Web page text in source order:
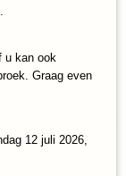
u kan ook
Graag even
12 juli 2026,